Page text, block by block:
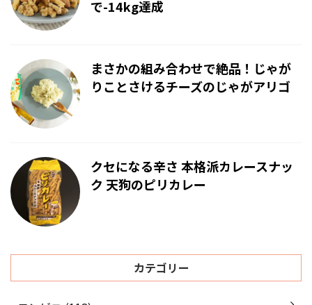
で-14kg達成
まさかの組み合わせで絶品！じゃが
りことさけるチーズのじゃがアリゴ
クセになる辛さ 本格派カレースナッ
ク 天狗のピリカレー
カテゴリー